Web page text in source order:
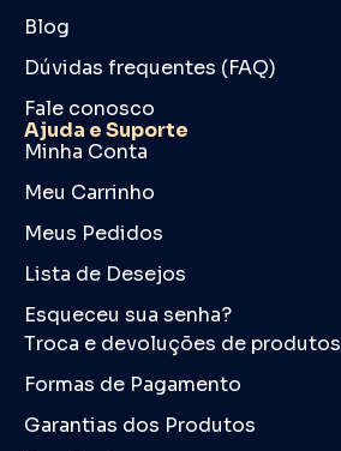
Blog
Dúvidas frequentes (FAQ)
Fale conosco
Ajuda e Suporte
Minha Conta
Meu Carrinho
Meus Pedidos
Lista de Desejos
Esqueceu sua senha?
Troca e devoluções de produtos
Formas de Pagamento
Garantias dos Produtos